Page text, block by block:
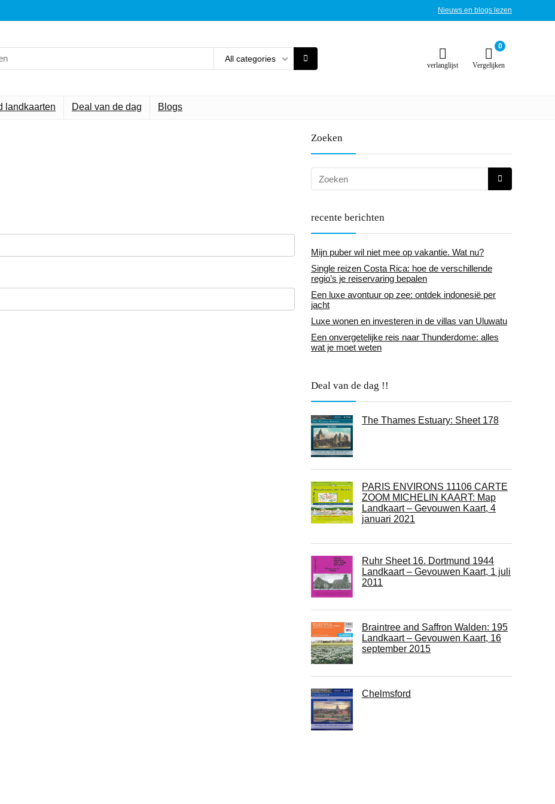
Nieuws en blogs lezen
All categories
verlanglijst
0
Vergelijken
landkaarten Deal van de dag Blogs
Zoeken
recente berichten
Mijn puber wil niet mee op vakantie. Wat nu?
Single reizen Costa Rica: hoe de verschillende
regio’s je reiservaring bepalen
Een luxe avontuur op zee: ontdek indonesië per
jacht
Luxe wonen en investeren in de villas van Uluwatu
Een onvergetelijke reis naar Thunderdome: alles
wat je moet weten
Deal van de dag !!
The Thames Estuary: Sheet 178
PARIS ENVIRONS 11106 CARTE
ZOOM MICHELIN KAART: Map
Landkaart – Gevouwen Kaart, 4
januari 2021
Ruhr Sheet 16. Dortmund 1944
Landkaart – Gevouwen Kaart, 1 juli
2011
Braintree and Saffron Walden: 195
Landkaart – Gevouwen Kaart, 16
september 2015
Chelmsford